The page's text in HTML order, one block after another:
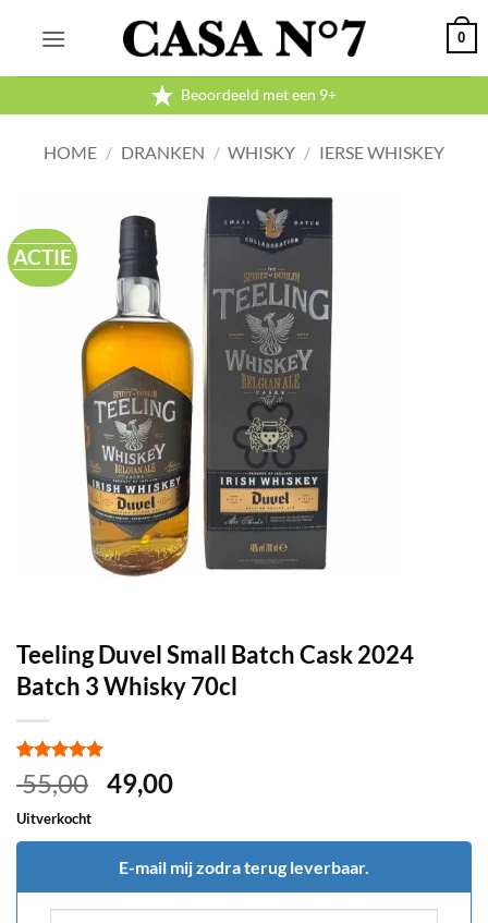
0
Beoordeeld met een 9+
HOME / DRANKEN / WHISKY / IERSE WHISKEY
ACTIE
Teeling Duvel Small Batch Cask 2024
Batch 3 Whisky 70cl
Gewaardeerd
5op 5
gebaseerd
opklant
waardering
55,00 Oorspronkelijke
prijs
was:
€ 55,00.
49,00Huidige
is:
€ 49,00.
Uitverkocht
E-mail mij zodra terug leverbaar.